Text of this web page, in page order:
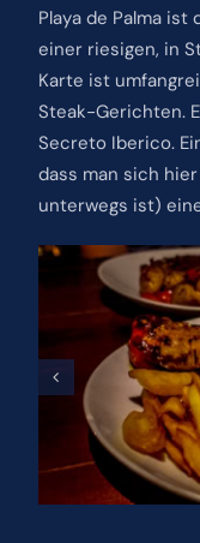
Playa de Palma ist
einer riesigen, in
Karte ist
Steak-Gerichten.
Secreto Iberico.
dass man sich
unterwegs ist)